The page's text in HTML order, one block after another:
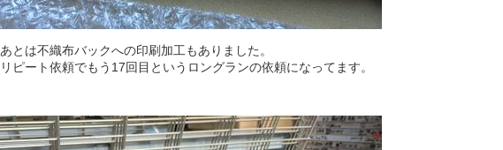
あとは不織布バックへの印刷加工もありました。
リピート依頼でもう17回目というロングランの依頼になってます。